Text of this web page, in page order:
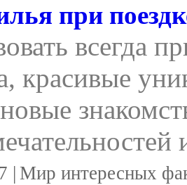
при
всегда
красивые
| Мир интересных